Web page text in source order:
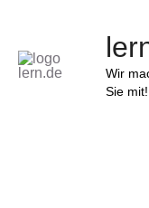
springen
Wir
Sie mit!